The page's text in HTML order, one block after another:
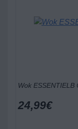
Wok
24,99€